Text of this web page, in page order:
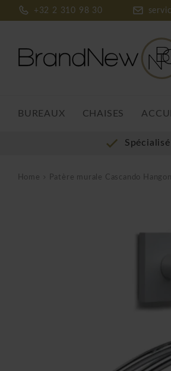
+32 2 310 98 30
BUREAUX CHAISES
Home Patère murale Cascando Hangon